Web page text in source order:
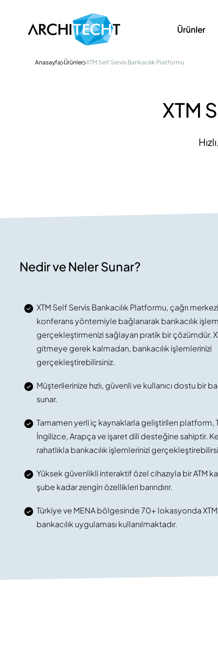
Ürünler
Anasayfa Ürünler XTM Self Servis Bankacılık Platformu
XTM
Nedir ve Neler Sunar?
XTM Self Servis Bankacılık Platformu, çağrı
konferans yöntemiyle bağlanarak bankacılık
gerçekleştirmenizi sağlayan pratik bir çözümdür.
gitmeye gerek kalmadan, bankacılık işlemlerinizi
gerçekleştirebilirsiniz.
Müşterilerinize hızlı, güvenli ve kullanıcı dostu bir
sunar.
Tamamen yerli iç kaynaklarla geliştirilen platform,
İngilizce, Arapça ve işaret dili desteğine sahiptir.
rahatlıkla bankacılık işlemlerinizi
Yüksek güvenlikli interaktif özel cihazıyla bir ATM
şube kadar zengin özellikleri barındırır.
Türkiye ve MENA bölgesinde 70+ lokasyonda
bankacılık uygulaması kullanılmaktadır.